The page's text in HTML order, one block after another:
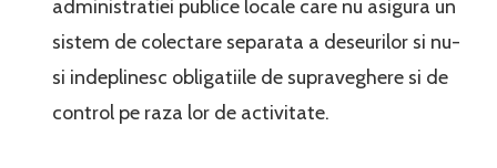
administratiei publice locale care nu asigura un
sistem de colectare separata a deseurilor si nu-
si indeplinesc obligatiile de supraveghere si de
control pe raza lor de activitate.